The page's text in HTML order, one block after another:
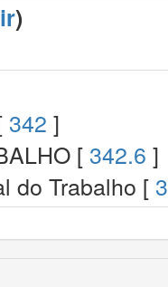
)
342 ]
[ 342.6 ]
do Trabalho [